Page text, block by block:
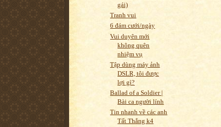
gái)
Tranh vui
6 đám cưới/ngày
Vui duyên mới
không quên
nhiệm vụ
Tập dùng máy ảnh
DSLR, tôi được
lợi gì?
Ballad of a Soldier |
Bài ca người lính
Tin nhanh về các anh
Tất Thắng k4